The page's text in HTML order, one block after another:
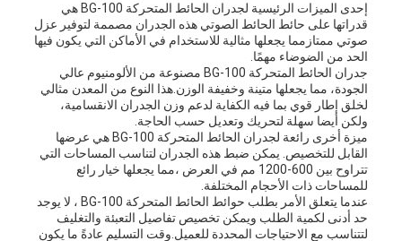
إحدى الميزات الرئيسية لجدران الحائط المتحركة BG-100 هي
قدراتها على حائط الحائط الصوتي هذه الجدران مصممة لتوفير عزل
صوتي ممتازمما يجعلها مثالية للاستخدام في الأماكن التي يكون فيها
الحد من الضوضاء مهمًا.
جدران الحائط المتحركة BG-100 مصنوعة من الألومنيوم عالي
الجودة، مما يجعلها متينة وخفيفة الوزن.هذا النوع من المعدن مثالي
لخلق إطار قوي بما فيه الكفاية لدعم وزن الجدران الانقسامية،
ولكن أيضا سهلة لتحريك وتعديل حسب الحاجة.
ميزة أخرى رائعة لجدران الحائط المتحركة BG-100 هي عرضها
القابل للتخصيص. يمكن ضبط هذه الجدران لتناسب المساحات التي
تتراوح بين 600-1200 مم في العرض ،مما يجعلها خيار رائع
للمساحات ذات الأحجام المختلفة.
عندما يتعلق الأمر بطلب حوائط الحائط المتحركة BG-100 ، لا يوجد
حد أدنى لكمية الطلب ويمكن تخصيص تفاصيل التعبئة والتغليف
لتتناسب مع الاحتياجات المحددة للعميل.وقت التسليم عادةً ما يكون